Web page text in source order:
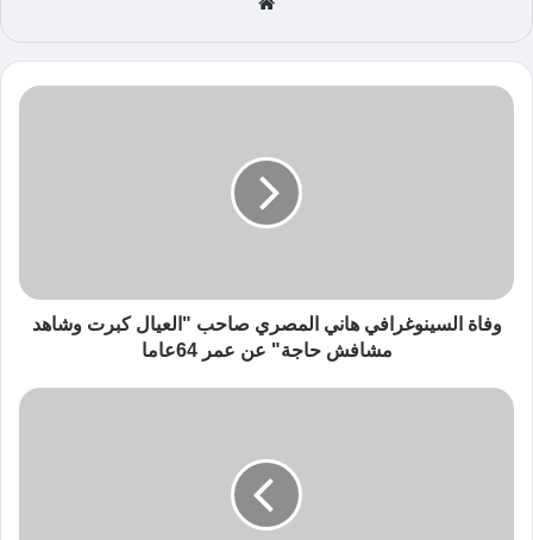
الوي
ب
وفاة السينوغرافي هاني المصري صاحب "العيال كبرت وشاهد
مشافش حاجة" عن عمر 64عاما